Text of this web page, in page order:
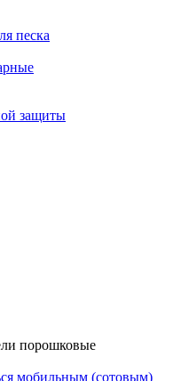
песка
защиты
порошковые